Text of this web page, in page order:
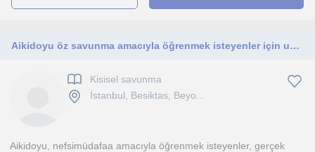
Aikidoyu öz savunma amacıyla öğrenmek isteyenler için uygunum.
Kisisel savunma
İstanbul, Besiktas, Beyo...
Aikidoyu, nefsimüdafaa amacıyla öğrenmek isteyenler, gerçek